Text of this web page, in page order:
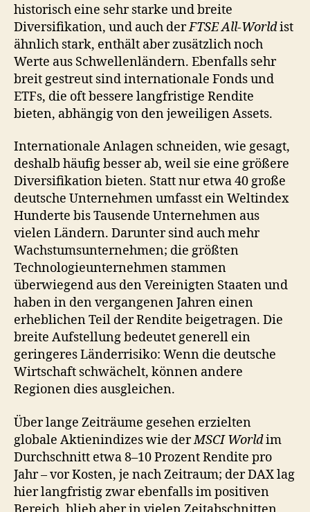
historisch eine sehr starke und breite
Diversifikation, und auch derFTSE All-Worldist
ähnlich stark, enthält aber zusätzlich noch
Werte aus Schwellenländern. Ebenfalls sehr
breit gestreut sind internationale Fonds und
ETFs, die oft bessere langfristige Rendite
bieten, abhängig von den jeweiligen Assets.
Internationale Anlagen schneiden, wie gesagt,
deshalb häufig besser ab, weil sie eine größere
Diversifikation bieten. Statt nur etwa 40 große
deutsche Unternehmen umfasst ein Weltindex
Hunderte bis Tausende Unternehmen aus
vielen Ländern. Darunter sind auch mehr
Wachstumsunternehmen; die größten
Technologieunternehmen stammen
überwiegend aus den Vereinigten Staaten und
haben in den vergangenen Jahren einen
erheblichen Teil der Rendite beigetragen. Die
breite Aufstellung bedeutet generell ein
geringeres Länderrisiko: Wenn die deutsche
Wirtschaft schwächelt, können andere
Regionen dies ausgleichen.
Über lange Zeiträume gesehen erzielten
globale Aktienindizes wie derMSCI Worldim
Durchschnitt etwa 8–10 Prozent Rendite pro
Jahr – vor Kosten, je nach Zeitraum; der DAX lag
hier langfristig zwar ebenfalls im positiven